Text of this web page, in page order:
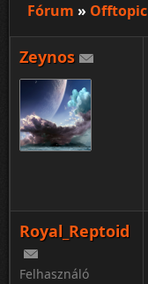
Fórum » Offtopic
Zeynos
Royal_Reptoid
Felhasználó